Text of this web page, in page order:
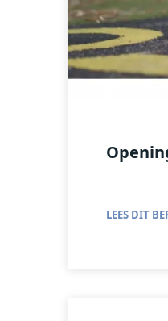
LEES DIT